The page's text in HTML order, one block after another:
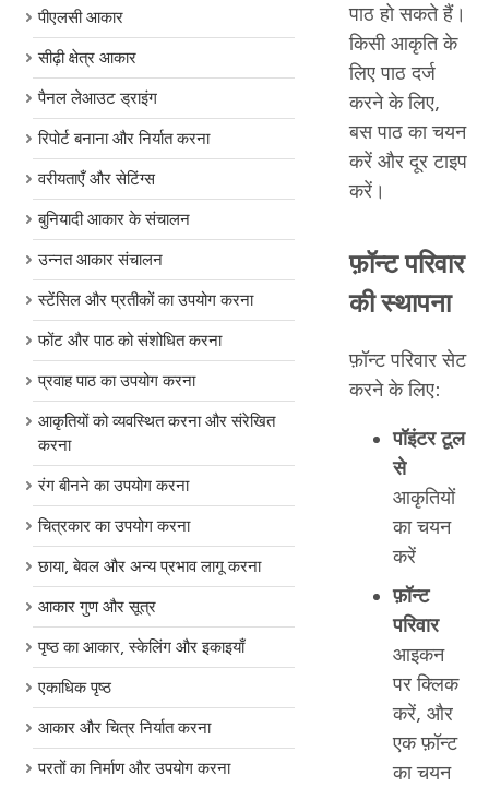
पीएलसी आकार
सीढ़ी क्षेत्र आकार
पैनल लेआउट ड्राइंग
रिपोर्ट बनाना और निर्यात करना
वरीयताएँ और सेटिंग्स
बुनियादी आकार के संचालन
उन्नत आकार संचालन
स्टेंसिल और प्रतीकों का उपयोग करना
फोंट और पाठ को संशोधित करना
प्रवाह पाठ का उपयोग करना
आकृतियों को व्यवस्थित करना और संरेखित
करना
रंग बीनने का उपयोग करना
चित्रकार का उपयोग करना
छाया, बेवल और अन्य प्रभाव लागू करना
आकार गुण और सूत्र
पृष्ठ का आकार, स्केलिंग और इकाइयाँ
एकाधिक पृष्ठ
आकार और चित्र निर्यात करना
परतों का निर्माण और उपयोग करना
पाठ हो सकते हैं।
किसी आकृति के
लिए पाठ दर्ज
करने के लिए,
बस पाठ का चयन
करें और दूर टाइप
करें।
फ़ॉन्ट परिवार
की स्थापना
फ़ॉन्ट परिवार सेट
करने के लिए:
पॉइंटर टूल
से
आकृतियों
का चयन
करें
फ़ॉन्ट
परिवार
आइकन
पर क्लिक
करें, और
एक फ़ॉन्ट
का चयन